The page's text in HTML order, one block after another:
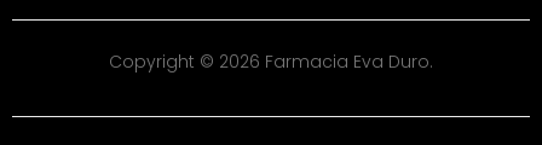
Copyright © 2026 Farmacia Eva Duro.